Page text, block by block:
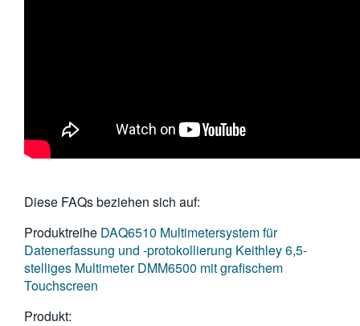
Diese FAQs beziehen sich auf:
Produktreihe DAQ6510 Multimetersystem für
Datenerfassung und -protokollierung Keithley 6,5-
stelliges Multimeter DMM6500 mit grafischem
Touchscreen
Produkt: